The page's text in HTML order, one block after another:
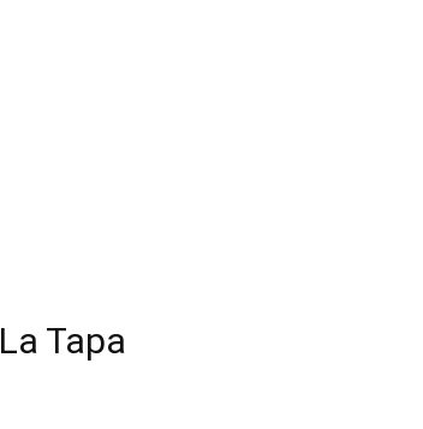
La Tapa